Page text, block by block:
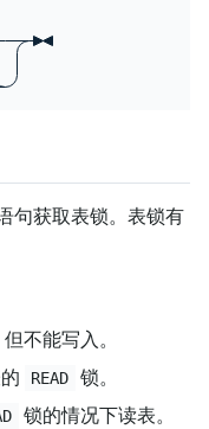
句获取表锁。表锁有
不能写入。
READ
锁。
锁的情况下读表。